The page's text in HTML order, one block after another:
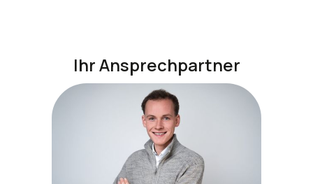
Ihr Ansprechpartner